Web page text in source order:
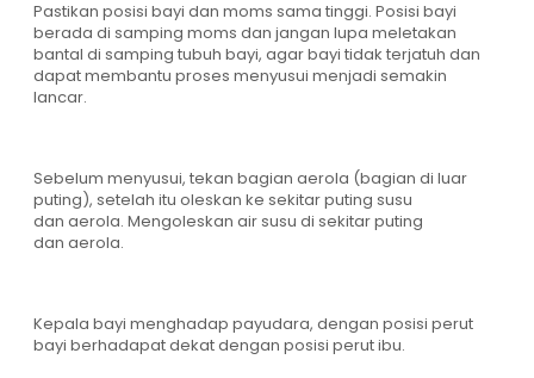
Pastikan posisi bayi dan moms sama tinggi. Posisi bayi
berada di samping moms dan jangan lupa meletakan
bantal di samping tubuh bayi, agar bayi tidak terjatuh dan
dapat membantu proses menyusui menjadi semakin
lancar.
Sebelum menyusui, tekan bagian aerola (bagian di luar
puting), setelah itu oleskan ke sekitar puting susu
dan aerola. Mengoleskan air susu di sekitar puting
dan aerola.
Kepala bayi menghadap payudara, dengan posisi perut
bayi berhadapat dekat dengan posisi perut ibu.